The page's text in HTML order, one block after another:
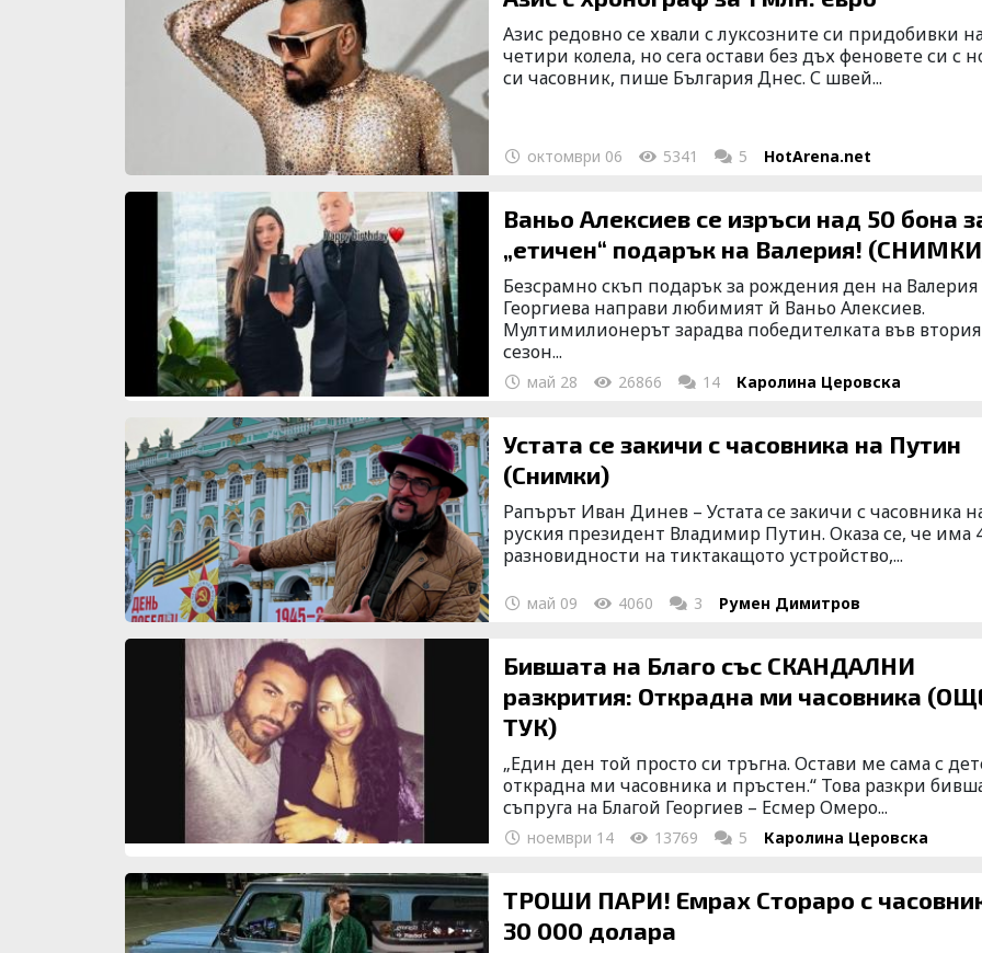
Азис редовно се хвали с луксозните си придобивки
четири колела, но сега остави без дъх феновете си с
си часовник, пише България Днес. С швей...
октомври 06 5341 5 HotArena.net
Ваньо Алексиев се изръси над 50 бона
„етичен“ подарък на Валерия!
Безсрамно скъп подарък за рождения ден на Валерия
Георгиева направи любимият й Ваньо Алексиев.
Мултимилионерът зарадва победителката във втория
сезон...
май 28 26866 14 Каролина Церовска
Устата се закичи с часовника на Путин
(Снимки)
Рапърът Иван Динев – Устата се закичи с часовника
руския президент Владимир Путин. Оказа се, че има
разновидности на тиктакащото устройство,...
май 09 4060 3 Румен Димитров
Бившата на Благо със СКАНДАЛНИ
разкрития: Открадна ми часовника
ТУК)
„Един ден той просто си тръгна. Остави ме сама с
открадна ми часовника и пръстен.“ Това разкри
съпруга на Благой Георгиев – Есмер Омеро...
ноември 14 13769 5 Каролина Церовска
ТРОШИ ПАРИ! Емрах Стораро с
30 000 долара